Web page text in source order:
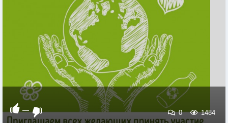
— 0 1484